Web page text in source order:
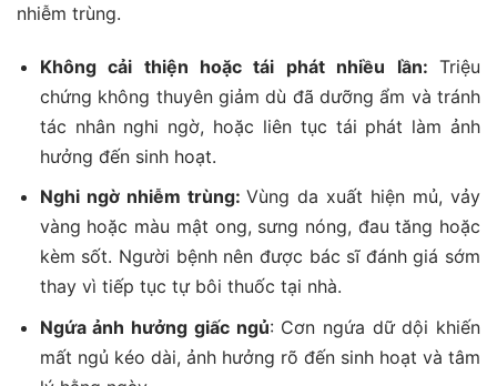
nhiễm trùng.
Không cải thiện hoặc tái phát nhiều lần: Triệu
chứng không thuyên giảm dù đã dưỡng ẩm và tránh
tác nhân nghi ngờ, hoặc liên tục tái phát làm ảnh
hưởng đến sinh hoạt.
Nghi ngờ nhiễm trùng:Vùng da xuất hiện mủ, vảy
vàng hoặc màu mật ong, sưng nóng, đau tăng hoặc
kèm sốt. Người bệnh nên được bác sĩ đánh giá sớm
thay vì tiếp tục tự bôi thuốc tại nhà.
Ngứa ảnh hưởng giấc ngủ: Cơn ngứa dữ dội khiến
mất ngủ kéo dài, ảnh hưởng rõ đến sinh hoạt và tâm